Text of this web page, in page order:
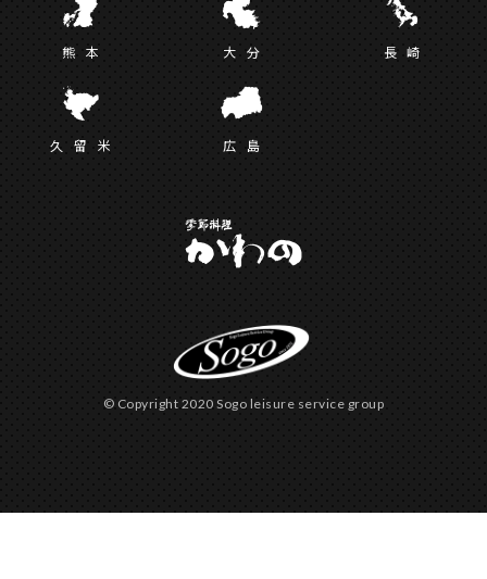
熊 本 大 分 長崎
久留 米 広 島
© Copyright 2020 Sogo leisure service group